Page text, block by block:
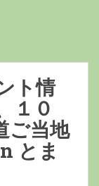
ト情
１０
ご当地
とま